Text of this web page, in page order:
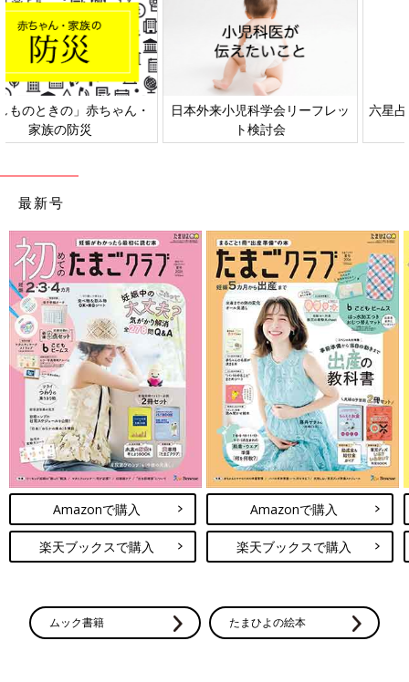
日本外来小児科学会リーフレッ
ト検討会
六星占術 細木かおりさんの人生
最新号
Amazonで購入
楽天ブックスで購入
Amazonで購入
楽天ブックスで購入
ムック書籍 たまひよの絵本